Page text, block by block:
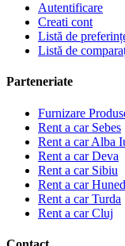
Autentificare
Creati cont
Listă de
Listă de
Parteneriate
Furnizare
Rent a car Sebes
Rent a car Alba
Rent a car Deva
Rent a car Sibiu
Rent a car
Rent a car Turda
Rent a car Cluj